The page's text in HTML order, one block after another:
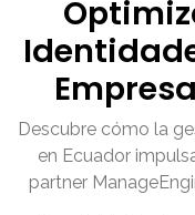
Descubre cómo la
en Ecuador
partner